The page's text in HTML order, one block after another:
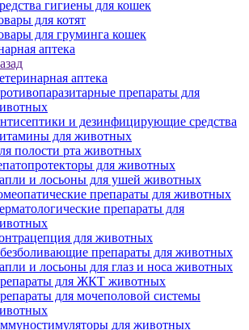
гигиены для кошек
для котят
для груминга кошек
аптека
аптека
препараты для
и дезинфицирующие средства
для животных
полости рта животных
для животных
и лосьоны для ушей животных
препараты для животных
препараты для
для животных
препараты для животных
и лосьоны для глаз и носа животных
для ЖКТ животных
для мочеполовой системы
для животных